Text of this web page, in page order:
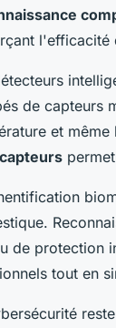
l'efficacité
de capteurs
et
de protection
tout en